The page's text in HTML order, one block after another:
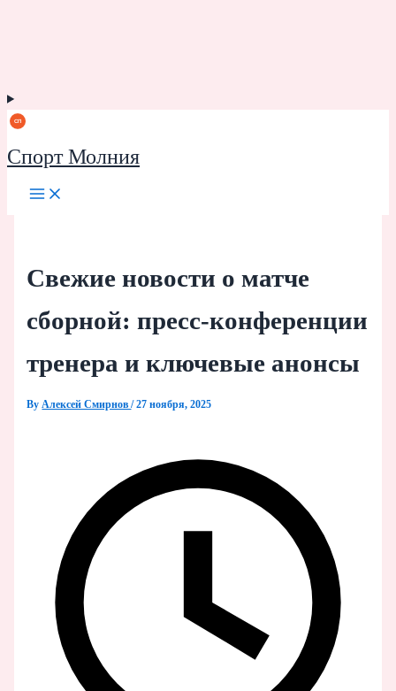
Спорт Молния
Свежие новости о матче
сборной: пресс-конференции
тренера и ключевые анонсы
By Алексей Смирнов/27 ноября, 2025